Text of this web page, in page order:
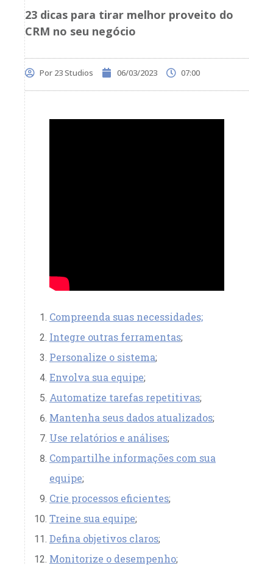
23 dicas para tirar melhor proveito do
CRM no seu negócio
Por 23 Studios 06/03/2023 07:00
Compreenda suas necessidades;
Integre outras ferramentas;
Personalize o sistema;
Envolva sua equipe;
Automatize tarefas repetitivas;
Mantenha seus dados atualizados;
Use relatórios e análises;
Compartilhe informações com sua
equipe;
Crie processos eficientes;
Treine sua equipe;
Defina objetivos claros;
Monitorize o desempenho;